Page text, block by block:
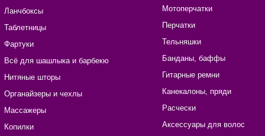
Ланчбоксы
Таблетницы
Фартуки
Всё для шашлыка и барбекю
Нитяные шторы
Органайзеры и чехлы
Массажеры
Копилки
Мотоперчатки
Перчатки
Тельняшки
Банданы, баффы
Гитарные ремни
Канекалоны, пряди
Расчески
Аксессуары для волос